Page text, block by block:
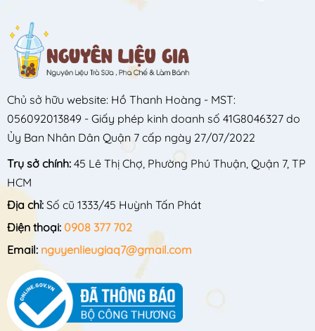
Chủ sở hữu website: Hồ Thanh Hoàng - MST:
056092013849 - Giấy phép kinh doanh số 41G8046327 do
Ủy Ban Nhân Dân Quận 7 cấp ngày 27/07/2022
Trụ sở chính: 45 Lê Thị Chợ, Phường Phú Thuận, Quận 7, TP
HCM
Địa chỉ: Số cũ 1333/45 Huỳnh Tấn Phát
Điện thoại: 0908 377 702
Email: nguyenlieugiaq7@gmail.com